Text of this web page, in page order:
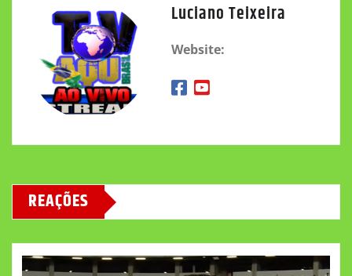
Luciano Teixeira
Website:
REAÇÕES